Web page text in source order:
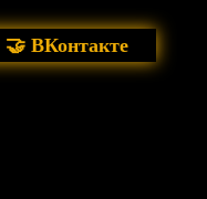
🤝 ВКонтакте